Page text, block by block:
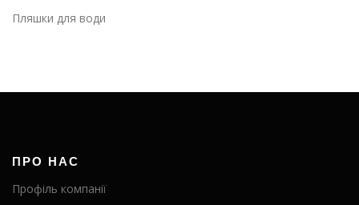
Пляшки для води
ПРО НАС
Профіль компанії